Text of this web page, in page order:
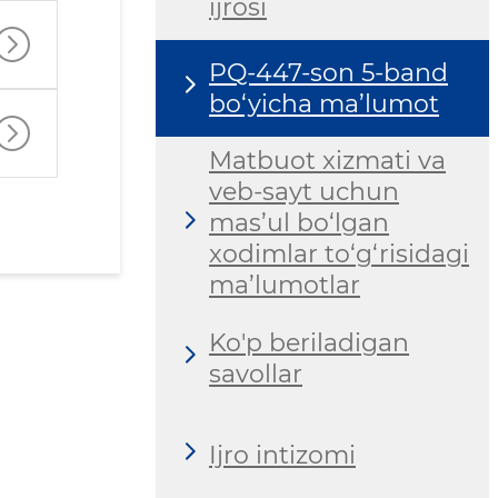
ijrosi
PQ-447-son 5-band
bo‘yicha ma’lumot
Matbuot xizmati va
veb-sayt uchun
mas’ul bo‘lgan
xodimlar to‘g‘risidagi
ma’lumotlar
Ko'p beriladigan
savollar
Ijro intizomi